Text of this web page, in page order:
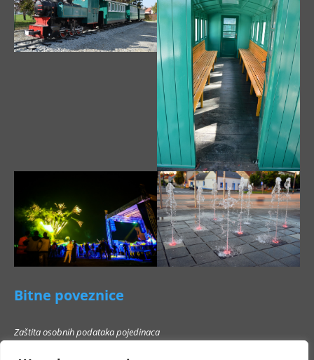
Bitne poveznice
Zaštita osobnih podataka pojedinaca